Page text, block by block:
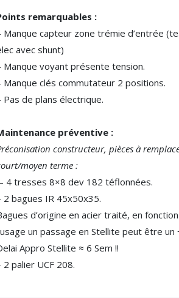
remarquables :
Manque capteur zone trémie d’entrée
avec shunt)
Manque voyant présente tension.
Manque clés commutateur 2 positions.
Pas de plans électrique.
préventive :
constructeur, pièces à
moyen terme :
4 tresses 8×8 dev 182 téflonnées.
2 bagues IR 45x50x35.
d’origine en acier traité, en
un passage en Stellite peut être un
Appro Stellite ≈ 6 Sem !!
2 palier UCF 208.